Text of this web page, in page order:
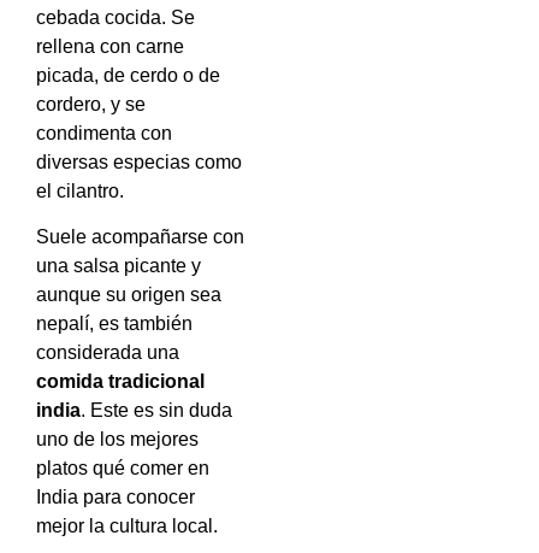
cebada cocida. Se
rellena con carne
picada, de cerdo o de
cordero, y se
condimenta con
diversas especias como
el cilantro.
Suele acompañarse con
una salsa picante y
aunque su origen sea
nepalí, es también
considerada una
comida tradicional
india. Este es sin duda
uno de los mejores
platos qué comer en
India para conocer
mejor la cultura local.